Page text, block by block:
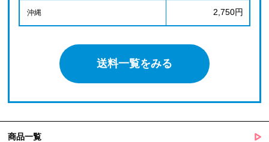
沖縄 2,750円
送料一覧をみる
商品一覧